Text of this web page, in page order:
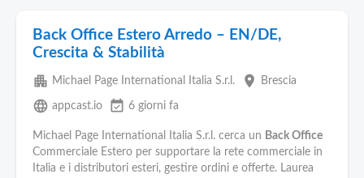
Back Office Estero Arredo – EN/DE,
Crescita & Stabilità
apartment Michael Page International Italia S.r.l. place Brescia
language appcast.io event_available 6 giorni fa
Michael Page International Italia S.r.l. cerca un Back Office
Commerciale Estero per supportare la rete commerciale in
Italia e i distributori esteri, gestire ordini e offerte. Laurea